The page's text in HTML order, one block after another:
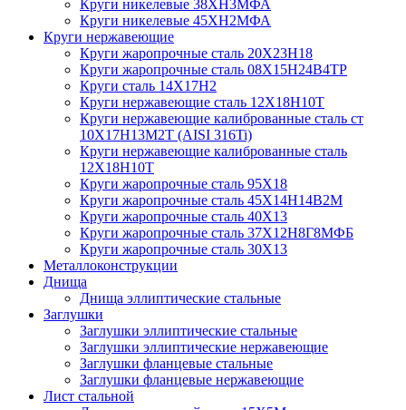
Круги никелевые 38XH3MФА
Круги никелевые 45ХН2МФА
Круги нержавеющие
Круги жаропрочные сталь 20Х23Н18
Круги жаропрочные сталь 08Х15Н24В4ТР
Круги сталь 14Х17Н2
Круги нержавеющие сталь 12Х18Н10Т
Круги нержавеющие калиброванные сталь ст
10Х17Н13М2Т (AISI 316Ti)
Круги нержавеющие калиброванные сталь
12Х18Н10Т
Круги жаропрочные сталь 95Х18
Круги жаропрочные сталь 45Х14Н14В2М
Круги жаропрочные сталь 40Х13
Круги жаропрочные сталь 37Х12Н8Г8МФБ
Круги жаропрочные сталь 30Х13
Металлоконструкции
Днища
Днища эллиптические стальные
Заглушки
Заглушки эллиптические стальные
Заглушки эллиптические нержавеющие
Заглушки фланцевые стальные
Заглушки фланцевые нержавеющие
Лист стальной